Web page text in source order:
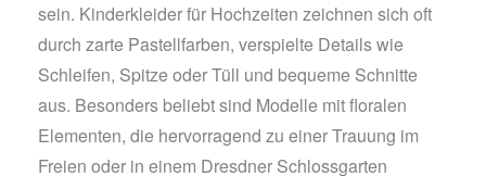
sein. Kinderkleider für Hochzeiten zeichnen sich oft
durch zarte Pastellfarben, verspielte Details wie
Schleifen, Spitze oder Tüll und bequeme Schnitte
aus. Besonders beliebt sind Modelle mit floralen
Elementen, die hervorragend zu einer Trauung im
Freien oder in einem Dresdner Schlossgarten